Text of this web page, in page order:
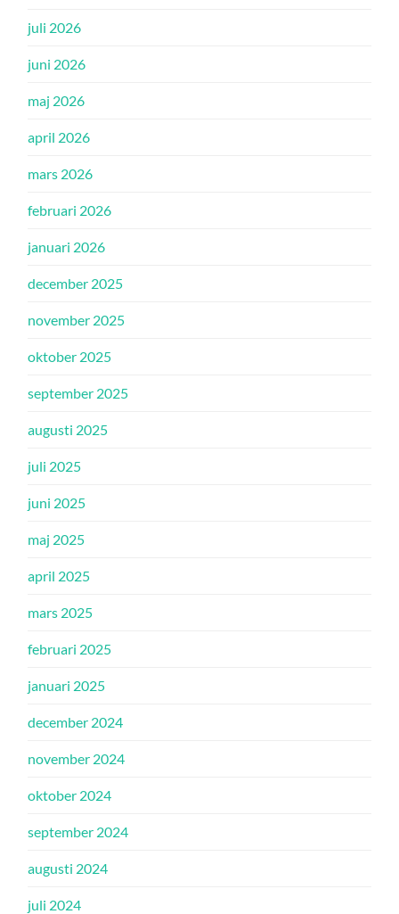
juli 2026
juni 2026
maj 2026
april 2026
mars 2026
februari 2026
januari 2026
december 2025
november 2025
oktober 2025
september 2025
augusti 2025
juli 2025
juni 2025
maj 2025
april 2025
mars 2025
februari 2025
januari 2025
december 2024
november 2024
oktober 2024
september 2024
augusti 2024
juli 2024